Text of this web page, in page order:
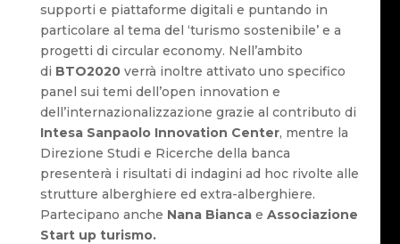
supporti e piattaforme digitali e puntando in
particolare al tema del ‘turismo sostenibile’ e a
progetti di circular economy. Nell’ambito
di BTO2020verrà inoltre attivato uno specifico
panel sui temi dell’open innovation e
dell’internazionalizzazione grazie al contributo di
Intesa Sanpaolo Innovation Center, mentre la
Direzione Studi e Ricerche della banca
presenterà i risultati di indagini ad hoc rivolte alle
strutture alberghiere ed extra-alberghiere.
Partecipano anche Nana Biancae Associazione
Start up turismo.